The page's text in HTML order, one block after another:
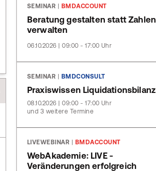
SEMINAR BMDACCOUNT
Beratung gestalten statt Zahlen
verwalten
06.10.2026 | 09:00 - 17:00 Uhr
SEMINAR BMDCONSULT
Praxiswissen Liquidationsbilanz
08.10.2026 | 09:00 - 17:00 Uhr
und 3 weitere Termine
LIVEWEBINAR BMDACCOUNT
WebAkademie: LIVE -
Veränderungen erfolgreich